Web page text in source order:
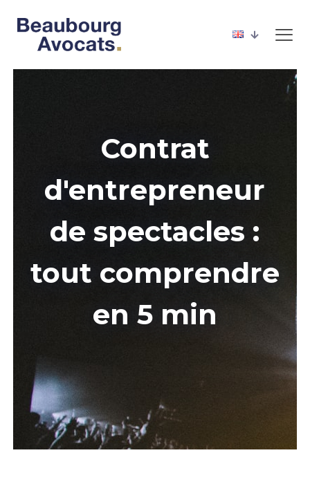
Contrat
d'entrepreneur
de spectacles :
tout comprendre
en 5 min